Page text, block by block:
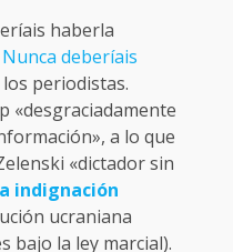
haberla
Nunca deberíais
los periodistas.
«desgraciadamente
a lo que
«dictador sin
indignación
ucraniana
bajo la ley marcial).